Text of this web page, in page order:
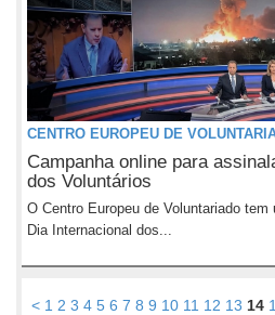
CENTRO EUROPEU DE
Campanha online para
dos Voluntários
O Centro Europeu de Voluntariado
Dia Internacional dos...
< 1 2 3 4 5 6 7 8 9 10 11 12 13 14